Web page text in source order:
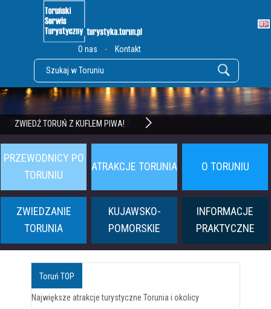
O nas Kontakt
ZWIEDŹ TORUŃ Z KUFLEM PIWA!
POZNAJ TWIERDZĘ TORUŃ
PRZEWODNICY PO
TORUNIU
ATRAKCJE TORUNIA O TORUNIU
ZWIEDZANIE
TORUNIA
KUJAWSKO-
POMORSKIE
INFORMACJE
PRAKTYCZNE
Toruń TOP
Największe atrakcje turystyczne Torunia i okolicy